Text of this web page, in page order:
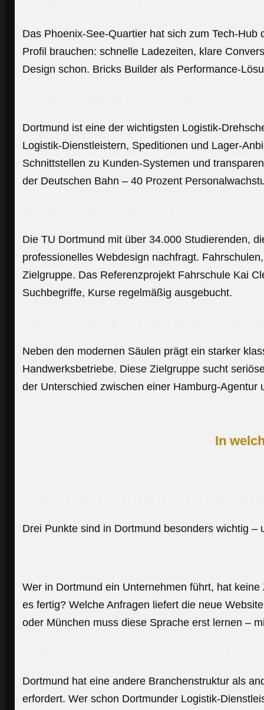
Das Phoenix-See-Quartier hat sich zum Tech-
Profil brauchen: schnelle Ladezeiten, klare
Design schon. Bricks Builder als Performance-
Dortmund ist eine der wichtigsten Logistik-
Logistik-Dienstleistern, Speditionen und Lager-
Schnittstellen zu Kunden-Systemen und
der Deutschen Bahn – 40 Prozent
Die TU Dortmund mit über 34.000 Studierenden,
professionelles Webdesign nachfragt.
Zielgruppe. Das Referenzprojekt Fahrschule Kai
Suchbegriffe, Kurse regelmäßig ausgebucht.
Neben den modernen Säulen prägt ein starker
Handwerksbetriebe. Diese Zielgruppe sucht
der Unterschied zwischen einer Hamburg-
In
Drei Punkte sind in Dortmund besonders wichtig
Wer in Dortmund ein Unternehmen führt, hat
es fertig? Welche Anfragen liefert die neue
oder München muss diese Sprache erst lernen –
Dortmund hat eine andere Branchenstruktur als
erfordert. Wer schon Dortmunder Logistik-